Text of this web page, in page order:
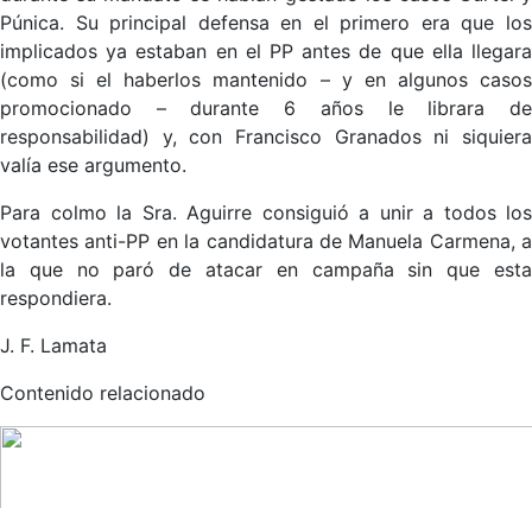
Púnica. Su principal defensa en el primero era que los
implicados ya estaban en el PP antes de que ella llegara
(como si el haberlos mantenido – y en algunos casos
promocionado – durante 6 años le librara de
responsabilidad) y, con Francisco Granados ni siquiera
valía ese argumento.
Para colmo la Sra. Aguirre consiguió a unir a todos los
votantes anti-PP en la candidatura de Manuela Carmena, a
la que no paró de atacar en campaña sin que esta
respondiera.
J. F. Lamata
Contenido relacionado